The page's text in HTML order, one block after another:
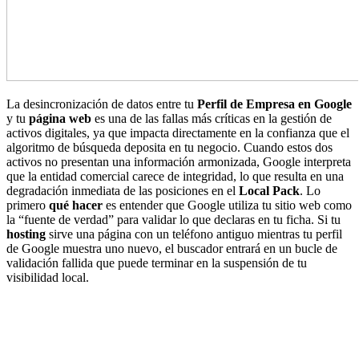
La desincronización de datos entre tu Perfil de Empresa en Google
y tu página web es una de las fallas más críticas en la gestión de
activos digitales, ya que impacta directamente en la confianza que el
algoritmo de búsqueda deposita en tu negocio. Cuando estos dos
activos no presentan una información armonizada, Google interpreta
que la entidad comercial carece de integridad, lo que resulta en una
degradación inmediata de las posiciones en el Local Pack. Lo
primero qué hacer es entender que Google utiliza tu sitio web como
la “fuente de verdad” para validar lo que declaras en tu ficha. Si tu
hosting sirve una página con un teléfono antiguo mientras tu perfil
de Google muestra uno nuevo, el buscador entrará en un bucle de
validación fallida que puede terminar en la suspensión de tu
visibilidad local.